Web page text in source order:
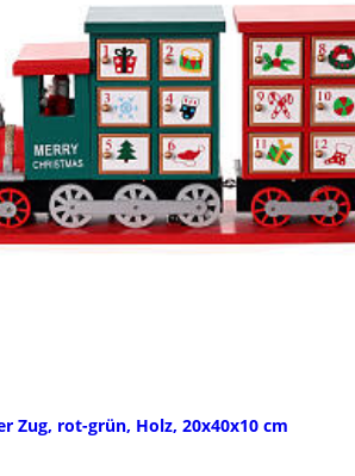
Zug, rot-grün, Holz, 20x40x10 cm